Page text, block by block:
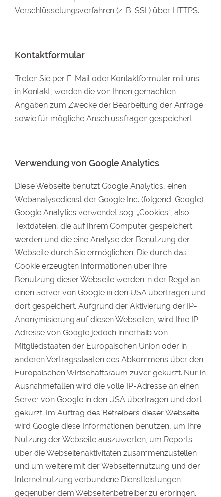
Verschlüsselungsverfahren (z. B. SSL) über HTTPS.
Kontaktformular
Treten Sie per E-Mail oder Kontaktformular mit uns
in Kontakt, werden die von Ihnen gemachten
Angaben zum Zwecke der Bearbeitung der Anfrage
sowie für mögliche Anschlussfragen gespeichert.
Verwendung von Google Analytics
Diese Webseite benutzt Google Analytics, einen
Webanalysedienst der Google Inc. (folgend: Google).
Google Analytics verwendet sog. „Cookies“, also
Textdateien, die auf Ihrem Computer gespeichert
werden und die eine Analyse der Benutzung der
Webseite durch Sie ermöglichen. Die durch das
Cookie erzeugten Informationen über Ihre
Benutzung dieser Webseite werden in der Regel an
einen Server von Google in den USA übertragen und
dort gespeichert. Aufgrund der Aktivierung der IP-
Anonymisierung auf diesen Webseiten, wird Ihre IP-
Adresse von Google jedoch innerhalb von
Mitgliedstaaten der Europäischen Union oder in
anderen Vertragsstaaten des Abkommens über den
Europäischen Wirtschaftsraum zuvor gekürzt. Nur in
Ausnahmefällen wird die volle IP-Adresse an einen
Server von Google in den USA übertragen und dort
gekürzt. Im Auftrag des Betreibers dieser Webseite
wird Google diese Informationen benutzen, um Ihre
Nutzung der Webseite auszuwerten, um Reports
über die Webseitenaktivitäten zusammenzustellen
und um weitere mit der Webseitennutzung und der
Internetnutzung verbundene Dienstleistungen
gegenüber dem Webseitenbetreiber zu erbringen.